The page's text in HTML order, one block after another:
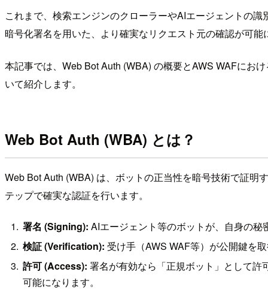
これまで、検索エンジンのクローラーやAIエージェントの
暗号化署名を用いた、より確実なリクエスト元の確認が可能
本記事では、Web Bot Auth (WBA) の概要とAWS WAFにお
いて紹介します。
Web Bot Auth (WBA) とは？
Web Bot Auth (WBA) は、ボットの正当性を暗号技術で証
テップで確実な認証を行います。
署名 (Signing): AIエージェント等のボットが、自身の
検証 (Verification): 受け手（AWS WAF等）が公開鍵を
許可 (Access): 署名が有効なら「正規ボット」として
可能になります。